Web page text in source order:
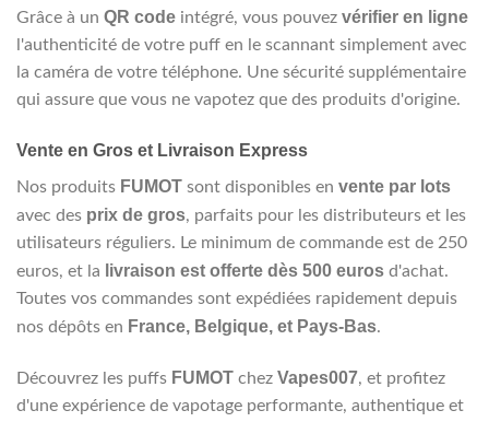
Grâce à un QR code intégré, vous pouvez vérifier en ligne
l'authenticité de votre puff en le scannant simplement avec
la caméra de votre téléphone. Une sécurité supplémentaire
qui assure que vous ne vapotez que des produits d'origine.
Vente en Gros et Livraison Express
Nos produits FUMOT sont disponibles en vente par lots
avec des prix de gros, parfaits pour les distributeurs et les
utilisateurs réguliers. Le minimum de commande est de 250
euros, et la
livraison est offerte dès 500 euros d'achat.
Toutes vos commandes sont expédiées rapidement depuis
nos dépôts en France, Belgique, et Pays-Bas.
Découvrez les puffs FUMOT chez Vapes007, et profitez
d'une expérience de vapotage performante, authentique et